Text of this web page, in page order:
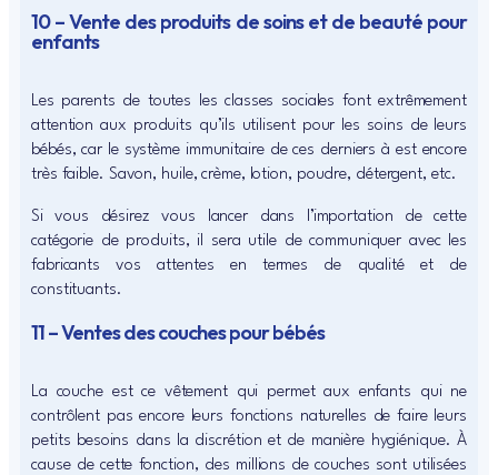
10 – Vente des produits de soins et de beauté pour
enfants
Les parents de toutes les classes sociales font extrêmement
attention aux produits qu’ils utilisent pour les soins de leurs
bébés, car le système immunitaire de ces derniers à est encore
très faible. Savon, huile, crème, lotion, poudre, détergent, etc.
Si vous désirez vous lancer dans l’importation de cette
catégorie de produits, il sera utile de communiquer avec les
fabricants vos attentes en termes de qualité et de
constituants.
11 – Ventes des couches pour bébés
La couche est ce vêtement qui permet aux enfants qui ne
contrôlent pas encore leurs fonctions naturelles de faire leurs
petits besoins dans la discrétion et de manière hygiénique. À
cause de cette fonction, des millions de couches sont utilisées